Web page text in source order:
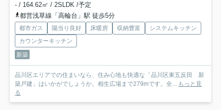
- / 164.62㎡ / 2SLDK /予定
都営浅草線「高輪台」駅 徒歩5分
都市ガス 陽当り良好 床暖房 収納豊富
システムキッチン
カウンターキッチン
新築
品川区エリアでの住まいなら、住み心地も快適な「品川区東五反田 新
築戸建」はいかがでしょうか。相生広場まで279mです。全... もっと見
る